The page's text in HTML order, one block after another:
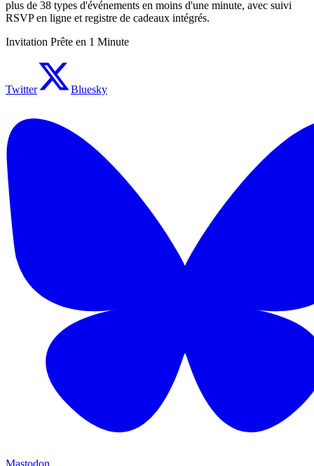
plus de 38 types d'événements en moins d'une minute, avec suivi
RSVP en ligne et registre de cadeaux intégrés.
Invitation Prête en 1 Minute
Twitter Bluesky
Mastodon